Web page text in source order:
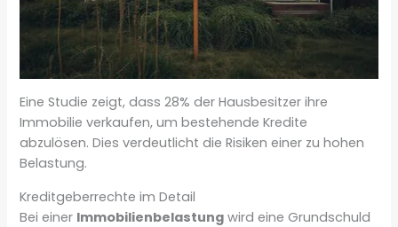
Eine Studie zeigt, dass 28% der Hausbesitzer ihre
Immobilie verkaufen, um bestehende Kredite
abzulösen. Dies verdeutlicht die Risiken einer zu hohen
Belastung.
Kreditgeberrechte im Detail
Bei einer Immobilienbelastung wird eine Grundschuld